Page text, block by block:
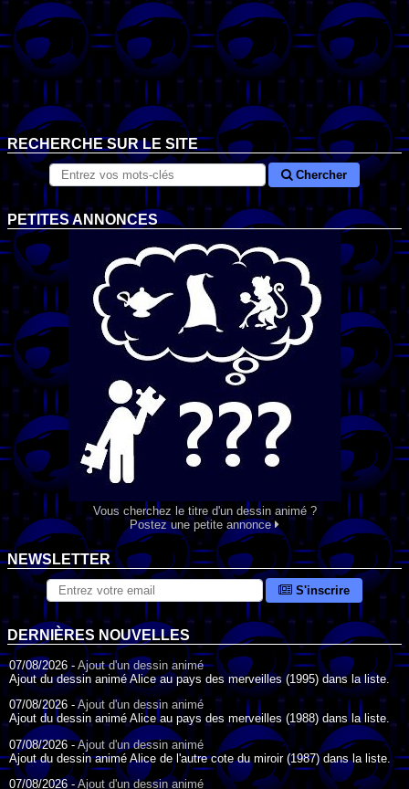
RECHERCHE SUR LE SITE
Chercher
PETITES ANNONCES
Vous cherchez le titre d'un dessin animé ?
Postez une petite annonce
NEWSLETTER
S'inscrire
DERNIÈRES NOUVELLES
07/08/2026 - Ajout d'un dessin animé
Ajout du dessin animé Alice au pays des merveilles (1995) dans la liste.
07/08/2026 -Ajout d'un dessin animé
Ajout du dessin animé Alice au pays des merveilles (1988) dans la liste.
07/08/2026 -Ajout d'un dessin animé
Ajout du dessin animé Alice de l'autre cote du miroir (1987) dans la liste.
07/08/2026 -Ajout d'un dessin animé